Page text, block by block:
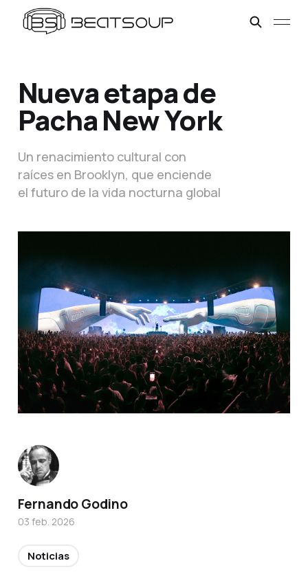
Nueva etapa de
Pacha New York
Un renacimiento cultural con
raíces en Brooklyn, que enciende
el futuro de la vida nocturna global
Fernando Godino
03 feb. 2026
Noticias